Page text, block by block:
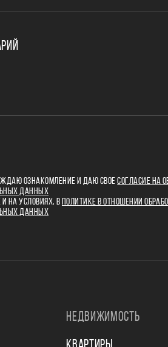
ОЗНАКОМЛЕНИЕ И ДАЮ СВОЕСОГЛАСИЕ НА
ДАННЫХ
И НА УСЛОВИЯХ, В
ПОЛИТИКЕ В ОТНОШЕНИИ
ДАННЫХ
НЕДВИЖИМОСТЬ